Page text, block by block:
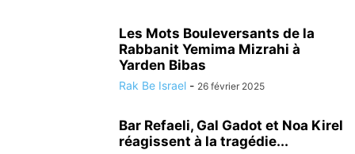
Les Mots Bouleversants de la
Rabbanit Yemima Mizrahi à
Yarden Bibas
Rak Be Israel - 26 février 2025
Bar Refaeli, Gal Gadot et Noa Kirel
réagissent à la tragédie...